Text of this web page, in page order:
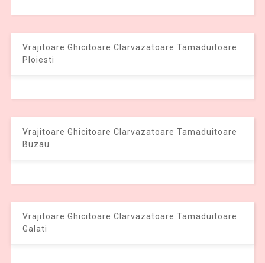
Vrajitoare Ghicitoare Clarvazatoare Tamaduitoare
Ploiesti
Vrajitoare Ghicitoare Clarvazatoare Tamaduitoare
Buzau
Vrajitoare Ghicitoare Clarvazatoare Tamaduitoare
Galati